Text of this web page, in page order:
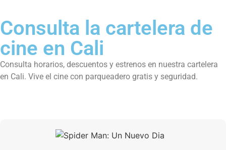
Consulta la cartelera de
cine en Cali
Consulta horarios, descuentos y estrenos en nuestra cartelera
en Cali. Vive el cine con parqueadero gratis y seguridad.